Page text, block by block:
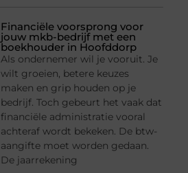
Financiële voorsprong voor
jouw mkb-bedrijf met een
boekhouder in Hoofddorp
Als ondernemer wil je vooruit. Je
wilt groeien, betere keuzes
maken en grip houden op je
bedrijf. Toch gebeurt het vaak dat
financiële administratie vooral
achteraf wordt bekeken. De btw-
aangifte moet worden gedaan.
De jaarrekening